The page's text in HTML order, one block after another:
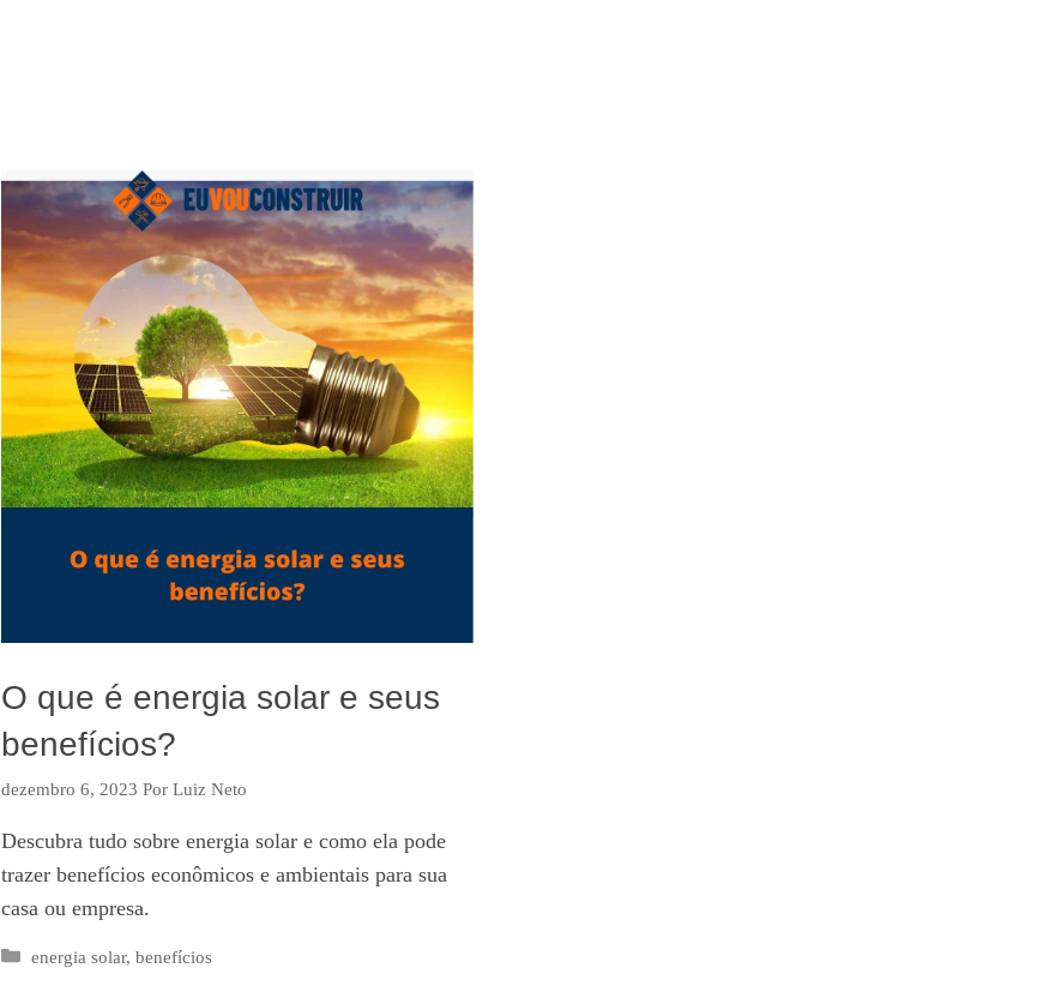
O que é energia solar e seus
benefícios?
dezembro 6, 2023 PorLuiz Neto
Descubra tudo sobre energia solar e como ela pode
trazer benefícios econômicos e ambientais para sua
casa ou empresa.
Categorias
energia solar, benefícios